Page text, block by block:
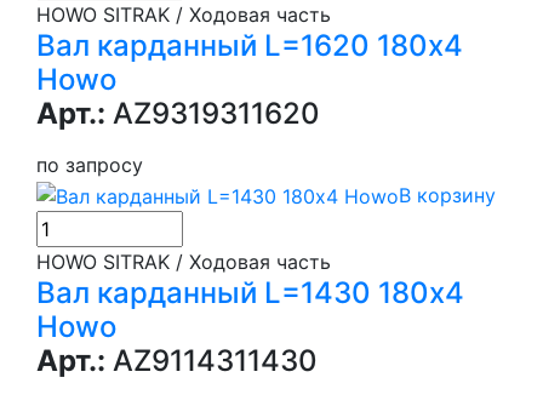
HOWO SITRAK / Ходовая часть
Вал карданный L=1620 180х4
Howo
Арт.: AZ9319311620
по запросу
В корзину
HOWO SITRAK / Ходовая часть
Вал карданный L=1430 180х4
Howo
Арт.: AZ9114311430